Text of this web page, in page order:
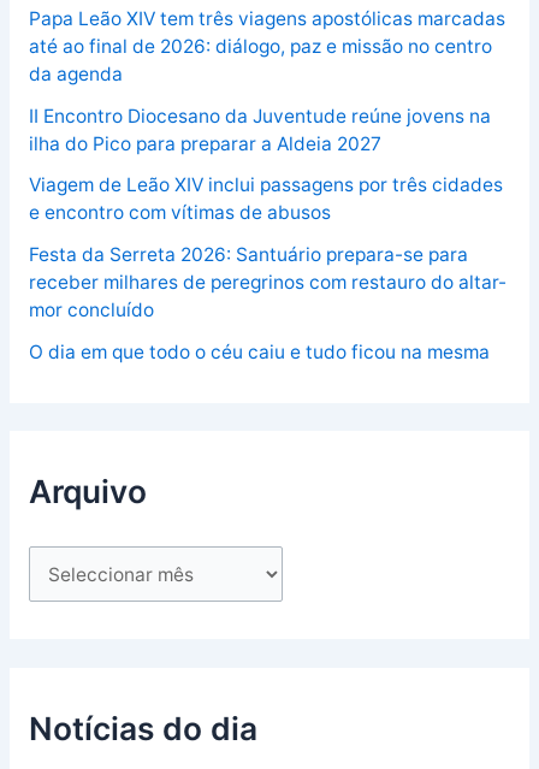
Papa Leão XIV tem três viagens apostólicas marcadas
até ao final de 2026: diálogo, paz e missão no centro
da agenda
II Encontro Diocesano da Juventude reúne jovens na
ilha do Pico para preparar a Aldeia 2027
Viagem de Leão XIV inclui passagens por três cidades
e encontro com vítimas de abusos
Festa da Serreta 2026: Santuário prepara-se para
receber milhares de peregrinos com restauro do altar-
mor concluído
O dia em que todo o céu caiu e tudo ficou na mesma
Arquivo
Notícias do dia